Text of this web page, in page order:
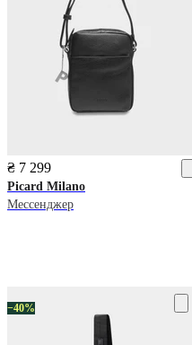
₴ 7 299
Picard Milano
Мессенджер
−40%